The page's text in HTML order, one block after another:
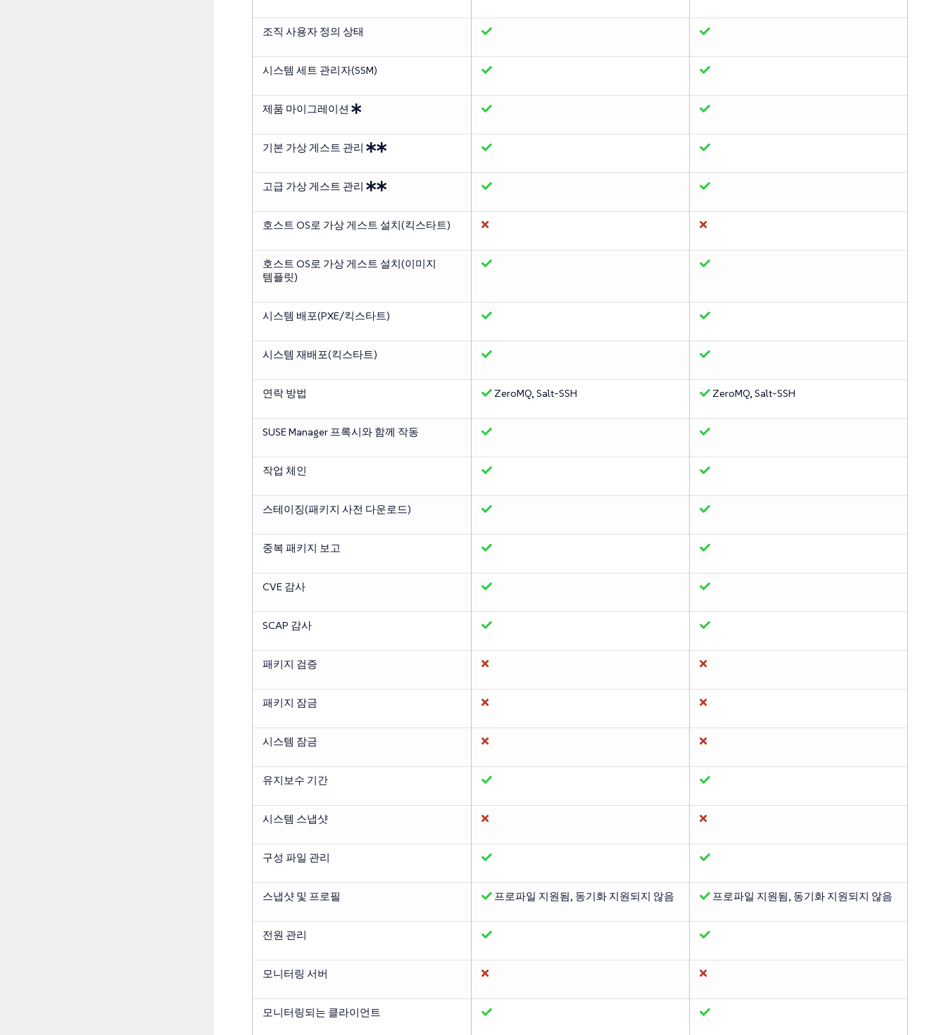
조직 사용자 정의 상태
시스템 세트 관리자(SSM)
제품 마이그레이션
기본 가상 게스트 관리
고급 가상 게스트 관리
호스트 OS로 가상 게스트 설치(킥스타트)
호스트 OS로 가상 게스트 설치(이미지
템플릿)
시스템 배포(PXE/킥스타트)
시스템 재배포(킥스타트)
연락 방법 ZeroMQ, Salt-SSH ZeroMQ, Salt-SSH
SUSE Manager 프록시와 함께 작동
작업 체인
스테이징(패키지 사전 다운로드)
중복 패키지 보고
CVE 감사
SCAP 감사
패키지 검증
패키지 잠금
시스템 잠금
유지보수 기간
시스템 스냅샷
구성 파일 관리
스냅샷 및 프로필 프로파일 지원됨, 동기화 지원되지 않음 프로파일 지원됨, 동기화 지원되지 않음
전원 관리
모니터링 서버
모니터링되는 클라이언트